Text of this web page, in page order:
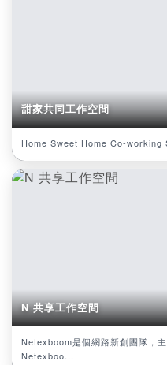
甜家共同工作空間
Home Sweet Home Co-working
N 共享工作空間
Netexboom是個網路新創團隊，
Netexboo...